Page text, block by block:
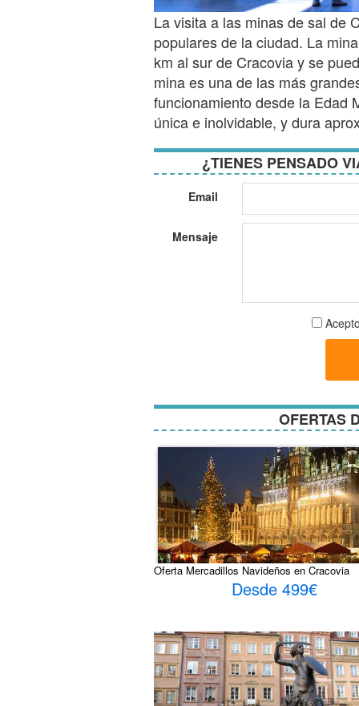
La visita a las minas de sal de
populares de la ciudad. La
km al sur de Cracovia y se
mina es una de las más
funcionamiento desde la Edad
única e inolvidable, y dura
¿TIENES PENSADO
Email
Mensaje
Aceptar
términos
OFERTAS
Oferta Mercadillos Navideños en Cracovia
Desde 499€